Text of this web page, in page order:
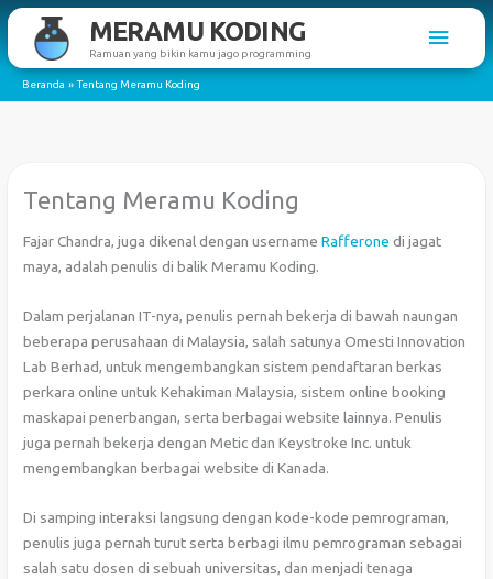
Lewati
konten
MERAMU KODING
Ramuan yang bikin kamu jago programming
Menu
Beranda Tentang Meramu Koding
Tentang Meramu Koding
Fajar Chandra, juga dikenal dengan usernameRafferone di jagat
maya, adalah penulis di balik Meramu Koding.
Dalam perjalanan IT-nya, penulis pernah bekerja di bawah naungan
beberapa perusahaan di Malaysia, salah satunya Omesti Innovation
Lab Berhad, untuk mengembangkan sistem pendaftaran berkas
perkara online untuk Kehakiman Malaysia, sistem online booking
maskapai penerbangan, serta berbagai website lainnya. Penulis
juga pernah bekerja dengan Metic dan Keystroke Inc. untuk
mengembangkan berbagai website di Kanada.
Di samping interaksi langsung dengan kode-kode pemrograman,
penulis juga pernah turut serta berbagi ilmu pemrograman sebagai
salah satu dosen di sebuah universitas, dan menjadi tenaga